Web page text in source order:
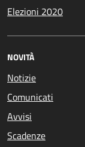
Elezioni 2020
NOVITÀ
Notizie
Comunicati
Avvisi
Scadenze